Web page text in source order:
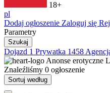
18+
pl
Dodaj ogłoszenie Zaloguj się
Parametry
Szukaj
Dojazd 1 Prywatka 1458
Anonse erotyczne
Znaleźliśmy 0 ogłoszenie
Sortuj według